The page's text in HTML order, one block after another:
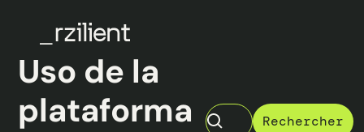
Uso de la
plataforma